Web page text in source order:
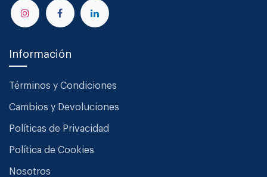
Información
Términos y Condiciones
Cambios y Devoluciones
Políticas de Privacidad
Política de Cookies
Nosotros